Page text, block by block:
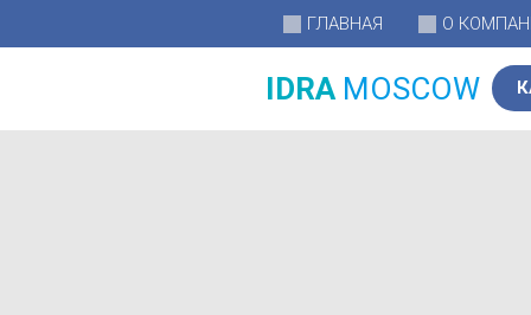
ГЛАВНАЯ О
IDRA MOSCOW